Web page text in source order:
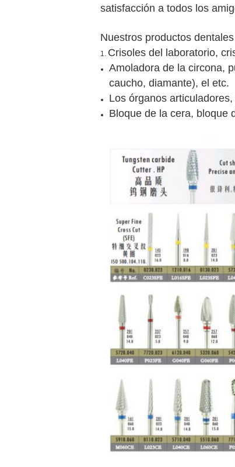
satisfacción a todos los
Nuestros productos
1. Crisoles del laboratorio,
Amoladora de la circona,
caucho, diamante), el etc.
Los órganos
Bloque de la cera, bloque